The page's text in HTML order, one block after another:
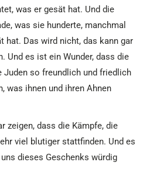
was er gesät hat. Und die
was sie hunderte, manchmal
hat. Das wird nicht, das kann gar
Und es ist ein Wunder, dass die
Juden so freundlich und friedlich
was ihnen und ihren Ahnen
zeigen, dass die Kämpfe, die
viel blutiger stattfinden. Und es
dieses Geschenks würdig